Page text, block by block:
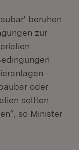
beruhen
zur
oder
sollten
so Minister